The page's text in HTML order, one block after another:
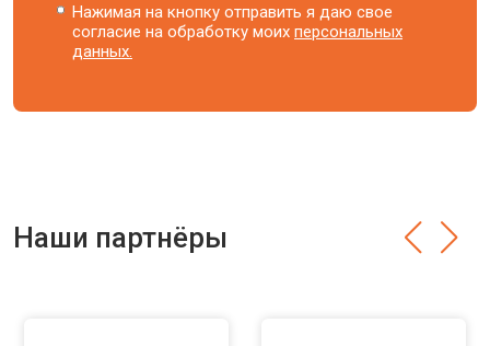
Нажимая на кнопку отправить я даю свое
согласие на обработку моихперсональных
данных.
Наши партнёры